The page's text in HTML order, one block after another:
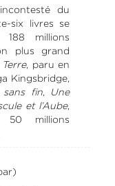
du
six livres se
millions
plus grand
, paru en
Kingsbridge,
sans fin,
Une
et l’Aube,
millions